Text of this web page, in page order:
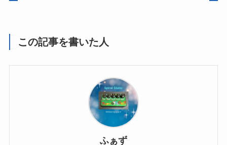
この記事を書いた人
ふぁず